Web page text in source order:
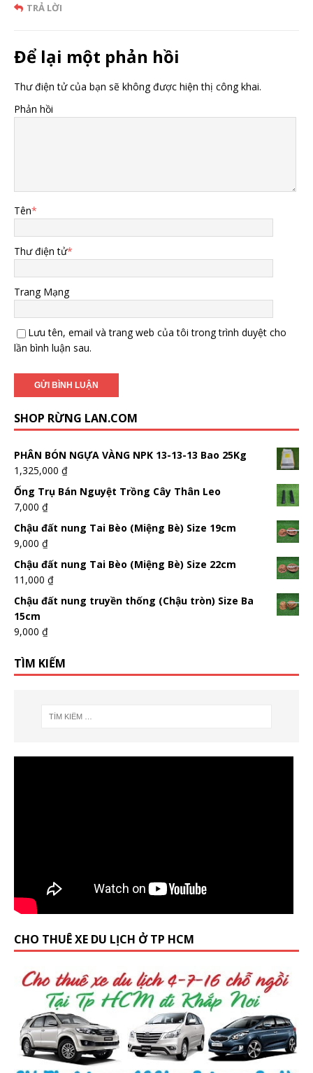
TRẢ LỜI
Để lại một phản hồi
Thư điện tử của bạn sẽ không được hiện thị công khai.
Phản hồi
Tên*
Thư điện tử*
Trang Mạng
Lưu tên, email và trang web của tôi trong trình duyệt cho
lần bình luận sau.
SHOP RỪNG LAN.COM
PHÂN BÓN NGỰA VÀNG NPK 13-13-13 Bao 25Kg
1,325,000 ₫
Ống Trụ Bán Nguyệt Trồng Cây Thân Leo
7,000 ₫
Chậu đất nung Tai Bèo (Miệng Bè) Size 19cm
9,000 ₫
Chậu đất nung Tai Bèo (Miệng Bè) Size 22cm
11,000 ₫
Chậu đất nung truyền thống (Chậu tròn) Size Ba
15cm
9,000 ₫
TÌM KIẾM
CHO THUÊ XE DU LỊCH Ở TP HCM